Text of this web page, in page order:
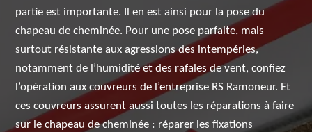
partie est importante. Il en est ainsi pour la pose du
chapeau de cheminée. Pour une pose parfaite, mais
surtout résistante aux agressions des intempéries,
notamment de l’humidité et des rafales de vent, confiez
l’opération aux couvreurs de l’entreprise RS Ramoneur. Et
ces couvreurs assurent aussi toutes les réparations à faire
sur le chapeau de cheminée : réparer les fixations